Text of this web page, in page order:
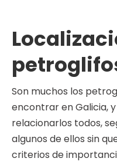
Son muchos los
encontrar en Galicia,
relacionarlos todos,
algunos de ellos sin
criterios de